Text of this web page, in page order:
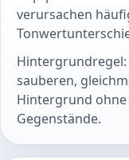
verursachen
Hintergrundregel:
sauberen,
Hintergrund
Gegenstände.